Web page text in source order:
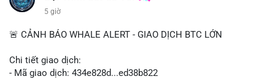
#aplucban
5 giờ
🚨 CẢNH BÁO WHALE ALERT - GIAO DỊCH BTC LỚN
Chi tiết giao dịch:
- Mã giao dịch: 434e828d...ed38b822